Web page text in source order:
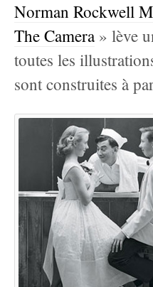
Norman Rockwell
The Camera» lève
toutes les
sont construites à